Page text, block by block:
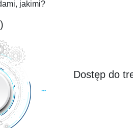
jakimi?
Dostęp do